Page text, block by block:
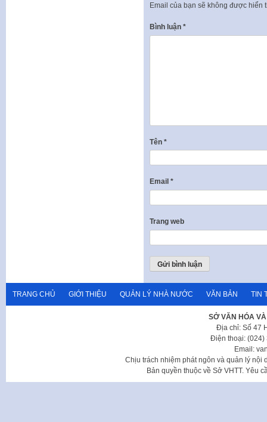
Email của bạn sẽ không được hiển
Bình luận *
Tên *
Email *
Trang web
TRANG CHỦ GIỚI THIỆU QUẢN LÝ NHÀ NƯỚC VĂN BẢN TIN
SỞ VĂN HÓA
Địa chỉ: Số 47
Điện thoại: (024)
Email:
Chịu trách nhiệm phát ngôn và quản lý nội
Bản quyền thuộc về Sở VHTT. Yêu